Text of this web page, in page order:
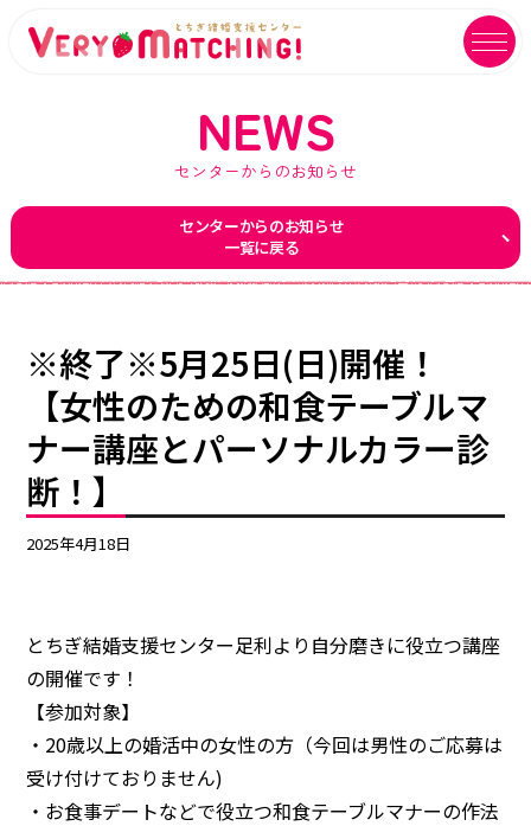
マッチング会員ログイン イベントユーザーログイン
マッチング
ご成婚カップルメッセージ
センターへのアクセス
よくあるご質問
注意事項
イベント
自治体等イベント一覧
自治体等イベントカレンダー
交際応援 応援・協賛企業
ARCHIVE
アーカイブ
NEWS
センターからのお知らせ
センターからのお知らせ
一覧に戻る
※終了※5月25日(日)開催！
【女性のための和食テーブルマ
ナー講座とパーソナルカラー診
断！】
2025年4月18日
とちぎ結婚支援センター足利より自分磨きに役立つ講座
の開催です！
【参加対象】
・20歳以上の婚活中の女性の方（今回は男性のご応募は
受け付けておりません)
・お食事デートなどで役立つ和食テーブルマナーの作法